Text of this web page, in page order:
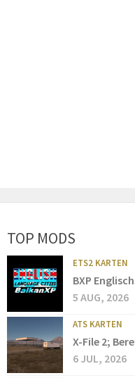
TOP MODS
ETS2 KARTEN
BXP
5 AUG, 2026
ATS KARTEN
X-File 2;
6 JUL, 2026